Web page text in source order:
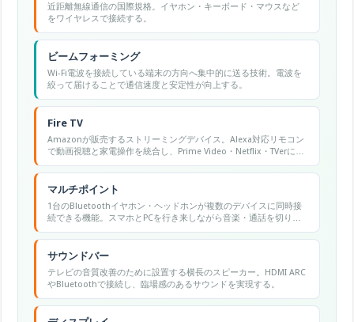
近距離無線通信の国際規格。イヤホン・キーボード・マウスなど
をワイヤレスで接続する。
ビームフォーミング
Wi-Fi電波を接続している端末の方向へ集中的に送る技術。電波を
絞って届けることで通信速度と安定性が向上する。
Fire TV
Amazonが販売するストリーミングデバイス。Alexa対応リモコン
で動画視聴と家電操作を統合し、Prime Video・Netflix・TVerに対
応する。
マルチポイント
1台のBluetoothイヤホン・ヘッドホンが複数のデバイスに同時接
続できる機能。スマホとPCを行き来しながら音楽・通話を切り替
えられます。
サウンドバー
テレビの音質改善のために設置する横長のスピーカー。HDMI ARC
やBluetoothで接続し、臨場感のあるサウンドを実現する。